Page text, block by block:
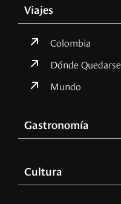
Viajes
Colombia
Dónde Quedarse
Mundo
Gastronomía
Cultura